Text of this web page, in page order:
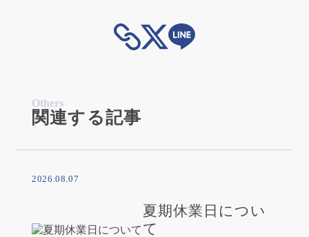
Others
関連する記事
2026.08.07
夏期休業日につい
て